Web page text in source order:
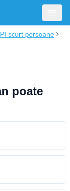
scurt persoane
poate